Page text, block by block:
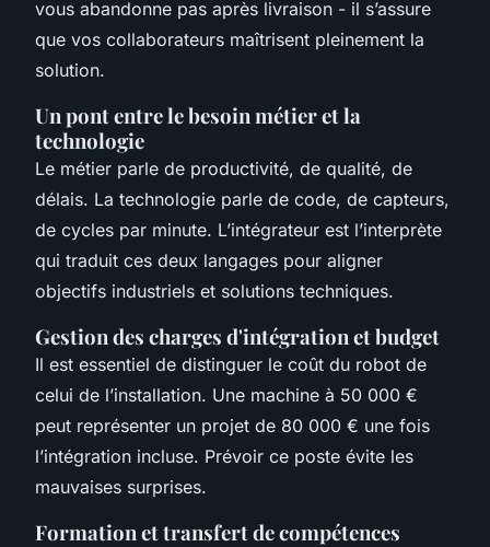
vous abandonne pas après livraison - il s’assure
que vos collaborateurs maîtrisent pleinement la
solution.
Un pont entre le besoin métier et la
technologie
Le métier parle de productivité, de qualité, de
délais. La technologie parle de code, de capteurs,
de cycles par minute. L’intégrateur est l’interprète
qui traduit ces deux langages pour aligner
objectifs industriels et solutions techniques.
Gestion des charges d'intégration et budget
Il est essentiel de distinguer le coût du robot de
celui de l’installation. Une machine à 50 000 €
peut représenter un projet de 80 000 € une fois
l’intégration incluse. Prévoir ce poste évite les
mauvaises surprises.
Formation et transfert de compétences